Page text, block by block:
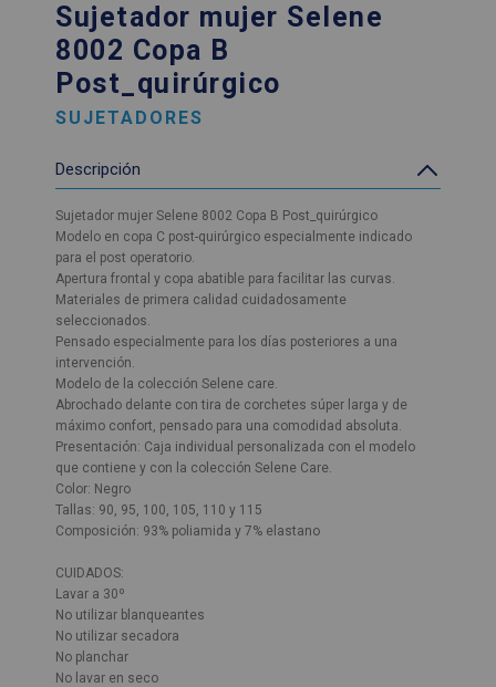
Sujetador mujer Selene
8002 Copa B
Post_quirúrgico
SUJETADORES
Descripción
Sujetador mujer Selene 8002 Copa B Post_quirúrgico
Modelo en copa C post-quirúrgico especialmente indicado
para el post operatorio.
Apertura frontal y copa abatible para facilitar las curvas.
Materiales de primera calidad cuidadosamente
seleccionados.
Pensado especialmente para los días posteriores a una
intervención.
Modelo de la colección Selene care.
Abrochado delante con tira de corchetes súper larga y de
máximo confort, pensado para una comodidad absoluta.
Presentación: Caja individual personalizada con el modelo
que contiene y con la colección Selene Care.
Color: Negro
Tallas: 90, 95, 100, 105, 110 y 115
Composición: 93% poliamida y 7% elastano
CUIDADOS:
Lavar a 30º
No utilizar blanqueantes
No utilizar secadora
No planchar
No lavar en seco